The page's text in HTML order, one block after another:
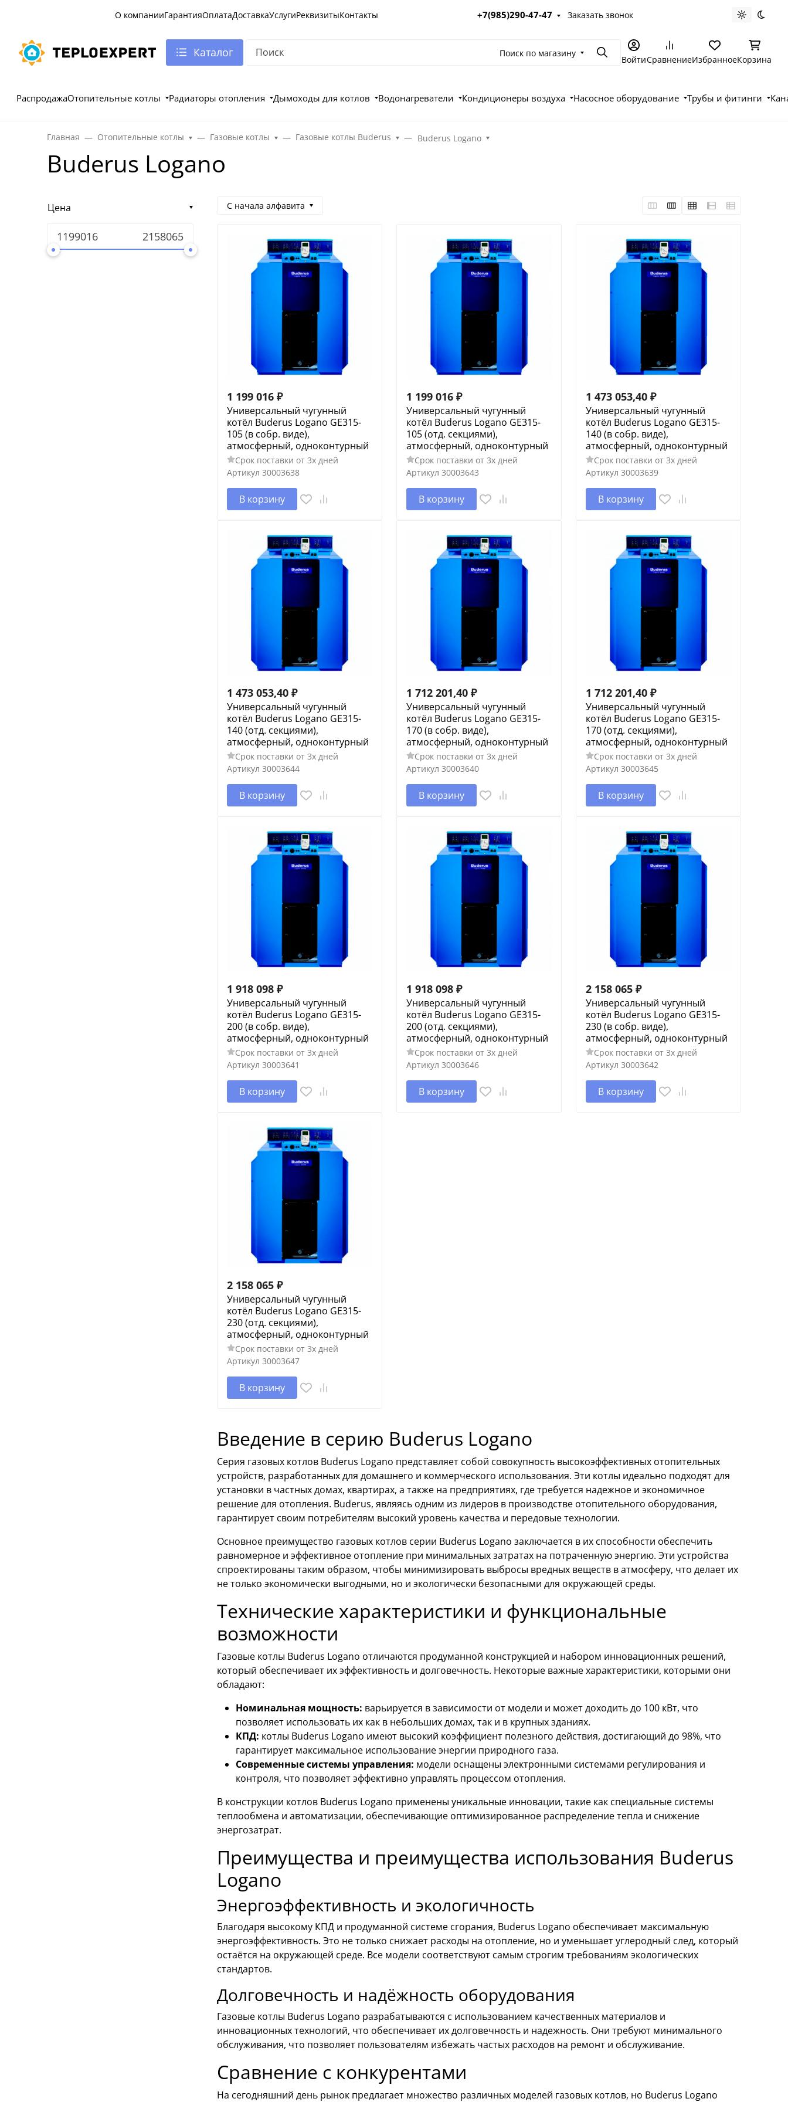
О компанииГарантияОплатаДоставкаУслугиРеквизитыКонтакты +7(985)290-47-47 Заказать звонок Светлая
Каталог Поиск по магазину ПоискВойтиСравнениеИзбранноеКорзина
РаспродажаОтопительные котлы Радиаторы отопления Дымоходы для котлов Водонагреватели Кондиционеры воздуха Насосное оборудование Трубы и фитинги
Главная Отопительные котлы Газовые котлы Газовые котлы Buderus Buderus Logano
Buderus Logano
Цена С начала алфавита
1 199 016 ₽
Универсальный чугунный
котёл Buderus Logano GE315-
105 (в собр. виде),
атмосферный, одноконтурный
Срок поставки от 3х дней
Артикул 30003638
В корзину
1 199 016 ₽
Универсальный чугунный
котёл Buderus Logano GE315-
105 (отд. секциями),
атмосферный, одноконтурный
Срок поставки от 3х дней
Артикул 30003643
В корзину
1 473 053,40 ₽
Универсальный чугунный
котёл Buderus Logano GE315-
140 (в собр. виде),
атмосферный, одноконтурный
Срок поставки от 3х дней
Артикул 30003639
В корзину
1 473 053,40 ₽
Универсальный чугунный
котёл Buderus Logano GE315-
140 (отд. секциями),
атмосферный, одноконтурный
Срок поставки от 3х дней
Артикул 30003644
В корзину
1 712 201,40 ₽
Универсальный чугунный
котёл Buderus Logano GE315-
170 (в собр. виде),
атмосферный, одноконтурный
Срок поставки от 3х дней
Артикул 30003640
В корзину
1 712 201,40 ₽
Универсальный чугунный
котёл Buderus Logano GE315-
170 (отд. секциями),
атмосферный, одноконтурный
Срок поставки от 3х дней
Артикул 30003645
В корзину
1 918 098 ₽
Универсальный чугунный
котёл Buderus Logano GE315-
200 (в собр. виде),
атмосферный, одноконтурный
Срок поставки от 3х дней
Артикул 30003641
В корзину
1 918 098 ₽
Универсальный чугунный
котёл Buderus Logano GE315-
200 (отд. секциями),
атмосферный, одноконтурный
Срок поставки от 3х дней
Артикул 30003646
В корзину
2 158 065 ₽
Универсальный чугунный
котёл Buderus Logano GE315-
230 (в собр. виде),
атмосферный, одноконтурный
Срок поставки от 3х дней
Артикул 30003642
В корзину
2 158 065 ₽
Универсальный чугунный
котёл Buderus Logano GE315-
230 (отд. секциями),
атмосферный, одноконтурный
Срок поставки от 3х дней
Артикул 30003647
В корзину
Введение в серию Buderus Logano
Серия газовых котлов Buderus Logano представляет собой совокупность высокоэффективных отопительных
устройств, разработанных для домашнего и коммерческого использования. Эти котлы идеально подходят для
установки в частных домах, квартирах, а также на предприятиях, где требуется надежное и экономичное
решение для отопления. Buderus, являясь одним из лидеров в производстве отопительного оборудования,
гарантирует своим потребителям высокий уровень качества и передовые технологии.
Основное преимущество газовых котлов серии Buderus Logano заключается в их способности обеспечить
равномерное и эффективное отопление при минимальных затратах на потраченную энергию. Эти устройства
спроектированы таким образом, чтобы минимизировать выбросы вредных веществ в атмосферу, что делает их
не только экономически выгодными, но и экологически безопасными для окружающей среды.
Технические характеристики и функциональные
возможности
Газовые котлы Buderus Logano отличаются продуманной конструкцией и набором инновационных решений,
который обеспечивает их эффективность и долговечность. Некоторые важные характеристики, которыми они
обладают:
Номинальная мощность: варьируется в зависимости от модели и может доходить до 100 кВт, что
позволяет использовать их как в небольших домах, так и в крупных зданиях.
КПД: котлы Buderus Logano имеют высокий коэффициент полезного действия, достигающий до 98%, что
гарантирует максимальное использование энергии природного газа.
Современные системы управления: модели оснащены электронными системами регулирования и
контроля, что позволяет эффективно управлять процессом отопления.
В конструкции котлов Buderus Logano применены уникальные инновации, такие как специальные системы
теплообмена и автоматизации, обеспечивающие оптимизированное распределение тепла и снижение
энергозатрат.
Преимущества и преимущества использования Buderus
Logano
Энергоэффективность и экологичность
Благодаря высокому КПД и продуманной системе сгорания, Buderus Logano обеспечивает максимальную
энергоэффективность. Это не только снижает расходы на отопление, но и уменьшает углеродный след, который
остаётся на окружающей среде. Все модели соответствуют самым строгим требованиям экологических
стандартов.
Долговечность и надёжность оборудования
Газовые котлы Buderus Logano разрабатываются с использованием качественных материалов и
инновационных технологий, что обеспечивает их долговечность и надежность. Они требуют минимального
обслуживания, что позволяет пользователям избежать частых расходов на ремонт и обслуживание.
Сравнение с конкурентами
На сегодняшний день рынок предлагает множество различных моделей газовых котлов, но Buderus Logano